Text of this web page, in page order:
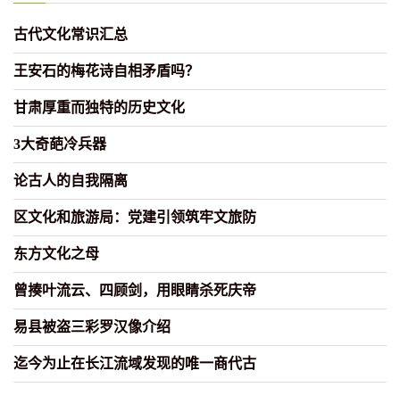
古代文化常识汇总
王安石的梅花诗自相矛盾吗？
甘肃厚重而独特的历史文化
3大奇葩冷兵器
论古人的自我隔离
区文化和旅游局：党建引领筑牢文旅防
东方文化之母
曾揍叶流云、四顾剑，用眼睛杀死庆帝
易县被盗三彩罗汉像介绍
迄今为止在长江流域发现的唯一商代古